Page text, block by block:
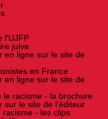
l'UJFP
juive
en ligne sur le site de
en France
en ligne sur le site de
le racisme - la brochure
sur le site de l'éditeur
racisme - les clips